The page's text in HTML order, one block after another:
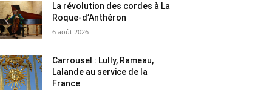
La révolution des cordes à La
Roque-d’Anthéron
6 août 2026
Carrousel : Lully, Rameau,
Lalande au service de la
France